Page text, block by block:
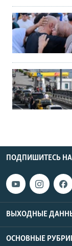
ПОДПИШИТЕСЬ НА
ВЫХОДНЫЕ
ОСНОВНЫЕ